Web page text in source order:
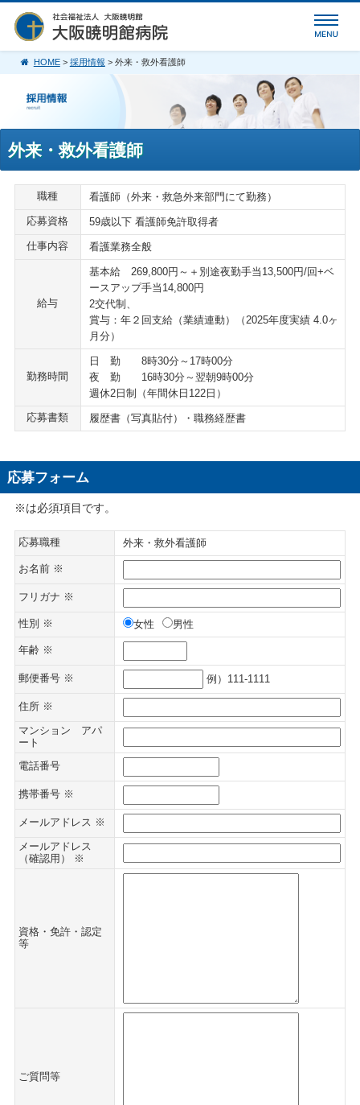
HOME> 採用情報 > 外来・救外看護師
外来・救外看護師
職種 看護師（外来・救急外来部門にて勤務）
応募資格 59歳以下 看護師免許取得者
仕事内容 看護業務全般
給与
基本給 269,800円～＋別途夜勤手当13,500円/回+ベ
ースアップ手当14,800円
2交代制、
賞与：年２回支給（業績連動）（2025年度実績 4.0ヶ
月分）
勤務時間
日 勤 8時30分～17時00分
夜 勤 16時30分～翌朝9時00分
週休2日制（年間休日122日）
応募書類 履歴書（写真貼付）・職務経歴書
応募フォーム
※は必須項目です。
応募職種 外来・救外看護師
お名前 ※
フリガナ ※
性別 ※ 女性 男性
年齢 ※
郵便番号 ※ 例）111-1111
住所 ※
マンション アパ
ート
電話番号
携帯番号 ※
メールアドレス ※
メールアドレス
（確認用） ※
資格・免許・認定
等
ご質問等